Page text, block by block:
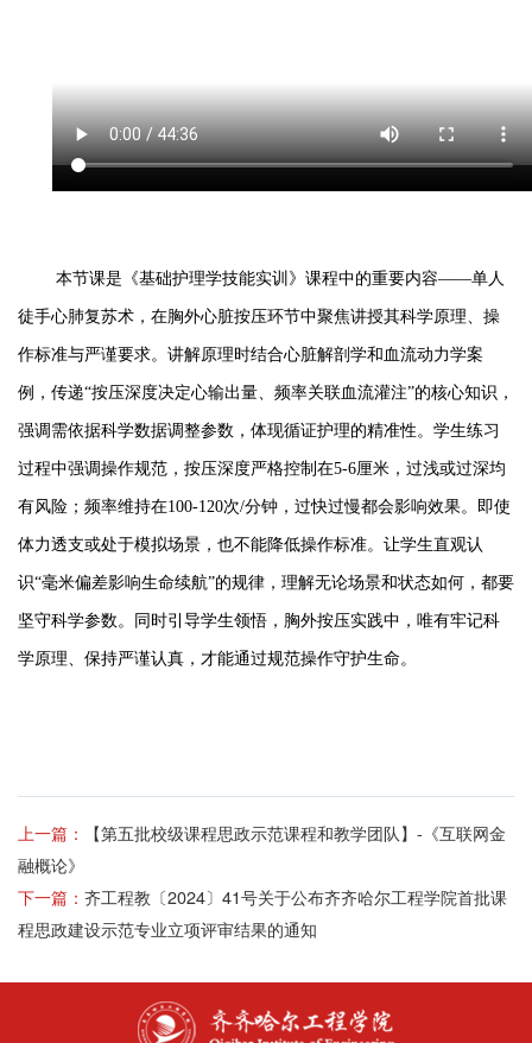
本节课是《基础护理学技能实训》课程中的重要内容——单人
徒手心肺复苏术，在胸外心脏按压环节中聚焦讲授其科学原理、操
作标准与严谨要求。讲解原理时结合心脏解剖学和血流动力学案
例，传递“按压深度决定心输出量、频率关联血流灌注”的核心知识，
强调需依据科学数据调整参数，体现循证护理的精准性。学生练习
过程中强调操作规范，按压深度严格控制在5-6厘米，过浅或过深均
有风险；频率维持在100-120次/分钟，过快过慢都会影响效果。即使
体力透支或处于模拟场景，也不能降低操作标准。让学生直观认
识“毫米偏差影响生命续航”的规律，理解无论场景和状态如何，都要
坚守科学参数。同时引导学生领悟，胸外按压实践中，唯有牢记科
学原理、保持严谨认真，才能通过规范操作守护生命。
上一篇：
【第五批校级课程思政示范课程和教学团队】-《互联网金
融概论》
下一篇： 齐工程教〔2024〕41号关于公布齐齐哈尔工程学院首批课
程思政建设示范专业立项评审结果的通知